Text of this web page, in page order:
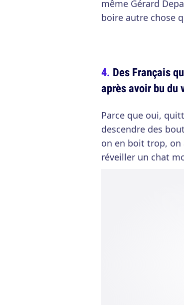
même Gérard
boire autre chose
Des Français
après avoir bu du
Parce que oui,
descendre des
on en boit trop, on
réveiller un chat